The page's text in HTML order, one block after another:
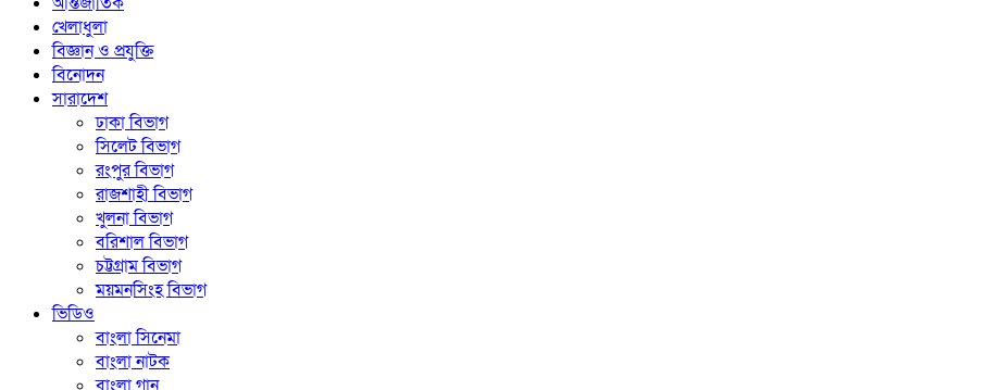
খেলাধুলা
বিজ্ঞান ও প্রযুক্তি
বিনোদন
সারাদেশ
ঢাকা বিভাগ
সিলেট বিভাগ
রংপুর বিভাগ
রাজশাহী বিভাগ
খুলনা বিভাগ
বরিশাল বিভাগ
চট্টগ্রাম বিভাগ
ময়মনসিংহ বিভাগ
ভিডিও
বাংলা সিনেমা
বাংলা নাটক